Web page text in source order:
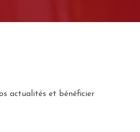
actualités et bénéficier